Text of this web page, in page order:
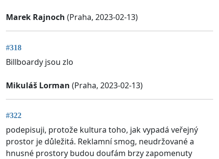
Marek Rajnoch (Praha, 2023-02-13)
#318
Billboardy jsou zlo
Mikuláš Lorman (Praha, 2023-02-13)
#322
podepisuji, protože kultura toho, jak vypadá veřejný
prostor je důležitá. Reklamní smog, neudržované a
hnusné prostory budou doufám brzy zapomenuty